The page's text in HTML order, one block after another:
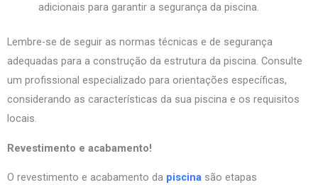
adicionais para garantir a segurança da piscina.
Lembre-se de seguir as normas técnicas e de segurança
adequadas para a construção da estrutura da piscina. Consulte
um profissional especializado para orientações específicas,
considerando as características da sua piscina e os requisitos
locais.
Revestimento e acabamento!
O revestimento e acabamento da piscina são etapas